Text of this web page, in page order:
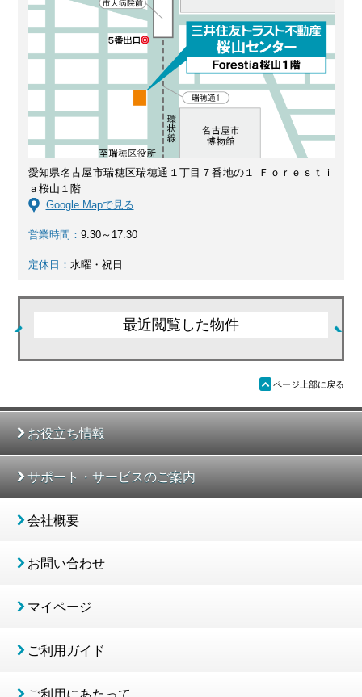
愛知県名古屋市瑞穂区瑞穂通１丁目７番地の１ Ｆｏｒｅｓｔｉ
ａ桜山１階
Google Mapで見る
営業時間： 9:30～17:30
定休日： 水曜・祝日
最近閲覧した物件
ü ページ上部に戻る
お役立ち情報
サポート・サービスのご案内
会社概要
お問い合わせ
マイページ
ご利用ガイド
ご利用にあたって